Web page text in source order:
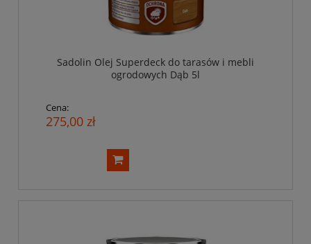
Sadolin Olej Superdeck do tarasów i mebli
ogrodowych Dąb 5l
Cena:
275,00 zł